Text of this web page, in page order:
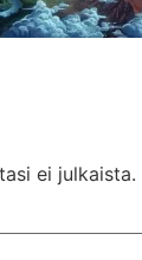
ei julkaista.